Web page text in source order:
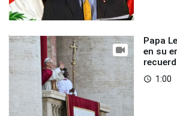
Papa
en su
access_time 1:00